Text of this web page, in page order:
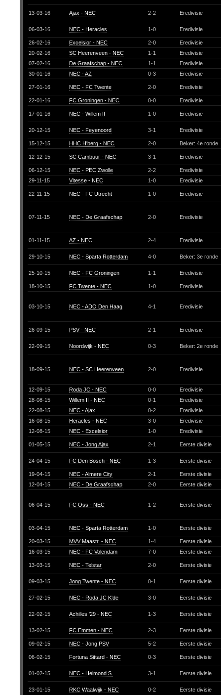
13-03-16 Ajax - NEC 2-2 Eredivisie
06-03-16 NEC - Heracles 1-0 Eredivisie
26-02-16 Excelsior - NEC 2-0
Eredivisie
20-02-16
SC Heerenveen - NEC 1-1
Eredivisie
07-02-16
De Graafschap - NEC 1-1
Eredivisie
30-01-16
NEC - AZ 0-3 Eredivisie
27-01-16 NEC - FC Twente 2-0 Eredivisie
22-01-16 FC Groningen - NEC 0-0 Eredivisie
17-01-16 NEC - Willem II 1-0 Eredivisie
20-12-15 NEC - Feyenoord 3-1 Eredivisie
15-12-15 HHC H'berg - NEC 2-0 Beker: 4e ronde
12-12-15 SC Cambuur - NEC 3-1 Eredivisie
06-12-15 NEC - PEC Zwolle 2-2
Eredivisie
29-11-15
Vitesse - NEC 1-0 Eredivisie
22-11-15 NEC - FC Utrecht 1-0 Eredivisie
07-11-15 NEC - De Graafschap 2-0 Eredivisie
01-11-15 AZ - NEC 2-4 Eredivisie
29-10-15 NEC - Sparta Rotterdam 4-0 Beker: 3e ronde
25-10-15 NEC - FC Groningen 1-1 Eredivisie
18-10-15 FC Twente - NEC 1-0 Eredivisie
03-10-15 NEC - ADO Den Haag 4-1 Eredivisie
26-09-15 PSV - NEC 2-1 Eredivisie
22-09-15 Noordwijk - NEC 0-3 Beker: 2e ronde
18-09-15 NEC - SC Heerenveen 2-0 Eredivisie
12-09-15 Roda JC - NEC 0-0
Eredivisie
28-08-15
Willem II - NEC 0-1
Eredivisie
22-08-15
NEC - Ajax 0-2
Eredivisie
16-08-15
Heracles - NEC 3-0
Eredivisie
12-08-15
NEC - Excelsior 1-0 Eredivisie
01-05-15 NEC - Jong Ajax 2-1 Eerste divisie
24-04-15 FC Den Bosch - NEC 1-3 Eerste divisie
19-04-15 NEC - Almere City 2-1
Eerste divisie
12-04-15
NEC - De Graafschap 2-0 Eerste divisie
06-04-15 FC Oss - NEC 1-2 Eerste divisie
03-04-15 NEC - Sparta Rotterdam 1-0 Eerste divisie
20-03-15 MVV Maastr. - NEC 1-4
Eerste divisie
16-03-15
NEC - FC Volendam 7-0 Eerste divisie
13-03-15 NEC - Telstar 2-0 Eerste divisie
09-03-15 Jong Twente - NEC 0-1 Eerste divisie
27-02-15 NEC - Roda JC K'de 3-0 Eerste divisie
22-02-15 Achilles '29 - NEC 1-3 Eerste divisie
13-02-15 FC Emmen - NEC 2-3 Eerste divisie
09-02-15 NEC - Jong PSV 5-2 Eerste divisie
06-02-15 Fortuna Sittard - NEC 0-3 Eerste divisie
01-02-15 NEC - Helmond S. 3-1 Eerste divisie
23-01-15 RKC Waalwijk - NEC 0-2 Eerste divisie